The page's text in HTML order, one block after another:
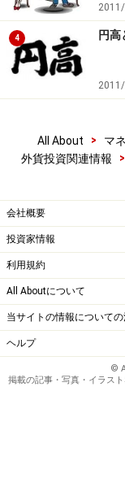
4 円
All About > マ
外貨投資関連情報
>
会社概要
投資家情報
利用規約
All Aboutについて
当サイトの情報について
ヘルプ
©
掲載の記事・写真・イラス